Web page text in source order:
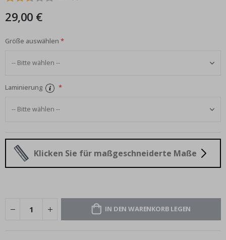
29,00 €
Größe auswählen
Laminierung
Klicken Sie für maßgeschneiderte Maße
IN DEN WARENKORB LEGEN